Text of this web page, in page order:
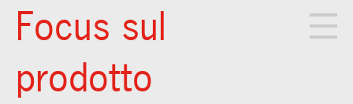
Focus sul
prodotto